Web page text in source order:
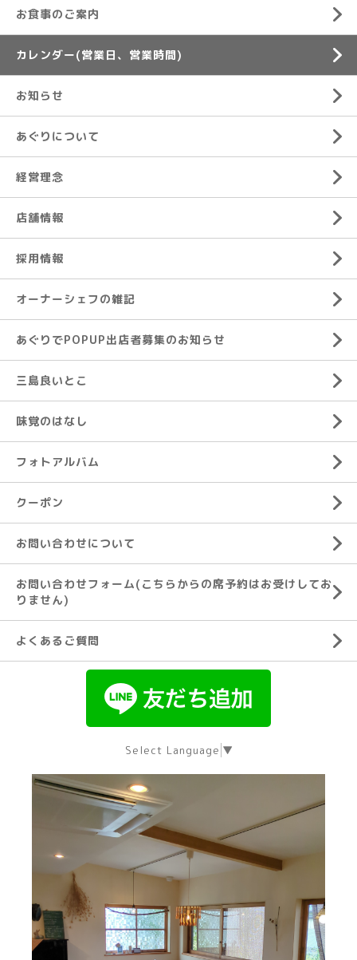
お食事のご案内
カレンダー(営業日、営業時間)
お知らせ
あぐりについて
経営理念
店舗情報
採用情報
オーナーシェフの雑記
あぐりでPOPUP出店者募集のお知らせ
三島良いとこ
味覚のはなし
フォトアルバム
クーポン
お問い合わせについて
お問い合わせフォーム(こちらからの席予約はお受けしてお
りません)
よくあるご質問
Select Language ▼